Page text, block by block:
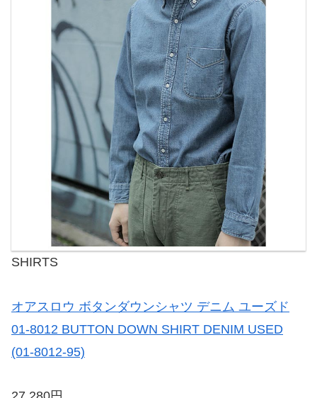
SHIRTS
オアスロウ ボタンダウンシャツ デニム ユーズド
01-8012 BUTTON DOWN SHIRT DENIM USED
(01-8012-95)